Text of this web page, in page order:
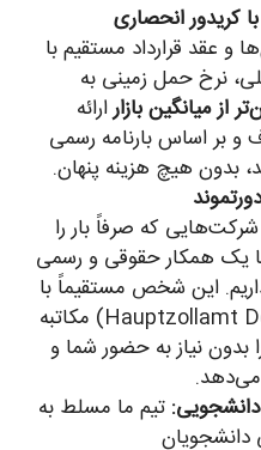
کریدور انحصاری
و عقد قرارداد مستقیم با
نرخ حمل زمینی به
ارائه
و بر اساس بارنامه رسمی
که صرفاً بار را
یک همکار حقوقی و رسمی
این شخص مستقیماً با
اداره گمرک (Hauptzollamt Dortmund) مکاتبه
بدون نیاز به حضور شما و
می‌دهد.
تیم ما مسلط به
دانشجویان